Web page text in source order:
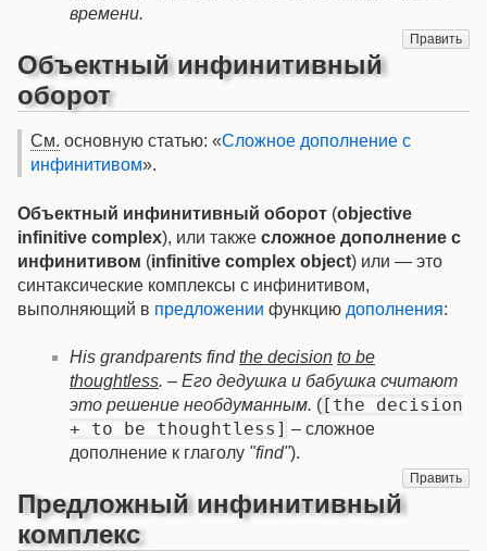
времени.
Править
Объектный инфинитивный
оборот
См. основную статью: «Сложное дополнение с
инфинитивом».
Объектный инфинитивный оборот (objective
infinitive complex), или также сложное дополнение с
инфинитивом (infinitive complex object) или — это
синтаксические комплексы с инфинитивом,
выполняющий в предложении функцию дополнения:
His grandparents findthe decision to be
thoughtless. – Его дедушка и бабушка считают
это решение необдуманным. ([the decision
+ to be thoughtless] – сложное
дополнение к глаголу "find").
Править
Предложный инфинитивный
комплекс